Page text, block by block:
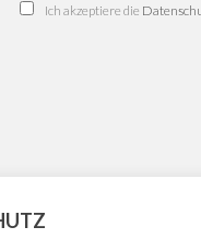
Ich akzeptiere die